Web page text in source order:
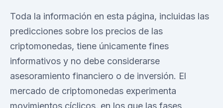
Toda la información en esta página, incluidas las
predicciones sobre los precios de las
criptomonedas, tiene únicamente fines
informativos y no debe considerarse
asesoramiento financiero o de inversión. El
mercado de criptomonedas experimenta
movimientos cíclicos, en los que las fases